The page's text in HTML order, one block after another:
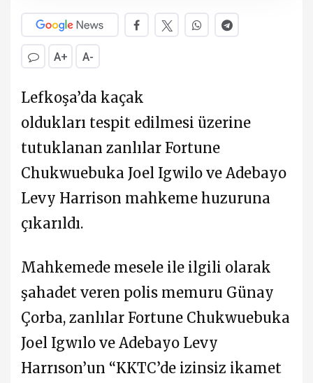
A+ A-
Lefkoşa’da kaçak
oldukları tespit edilmesi üzerine
tutuklanan zanlılar Fortune
Chukwuebuka Joel Igwilo ve Adebayo
Levy Harrison mahkeme huzuruna
çıkarıldı.
Mahkemede mesele ile ilgili olarak
şahadet veren polis memuru Günay
Çorba, zanlılar Fortune Chukwuebuka
Joel Igwılo ve Adebayo Levy
Harrıson’un “KKTC’de izinsiz ikamet